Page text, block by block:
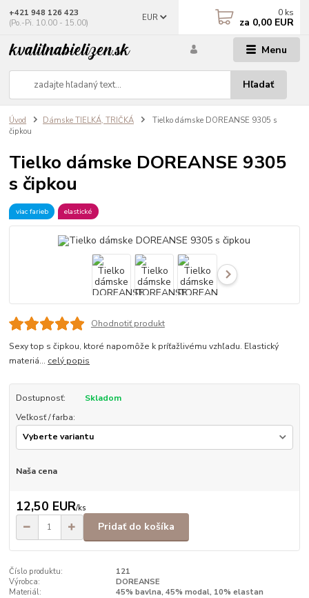
Menu
EUR
Hľadať
+421 948 126 423
(Po.-Pi. 10.00 - 15.00)
0 ks
za 0,00 EUR
Úvod Dámske TIELKÁ, TRIČKÁ
Tielko dámske DOREANSE 9305 s
čipkou
Tielko dámske DOREANSE 9305
s čipkou
viac farieb elastické
Ohodnotiť produkt
Sexy top s čipkou, ktoré napomôže k príťažlivému vzhľadu. Elastický
materiá... celý popis
Dostupnosť:
Skladom
Veľkosť / farba:
Naša cena
12,50 EUR/ks
Pridať do košíka
Číslo produktu:
121
Výrobca:
DOREANSE
Materiál:
45% bavlna, 45% modal, 10% elastan